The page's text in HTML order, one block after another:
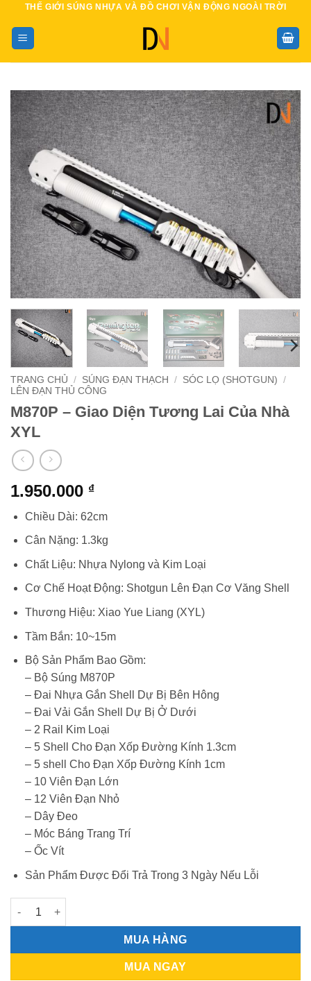
qua
dung
THẾ GIỚI SÚNG NHỰA VÀ ĐỒ CHƠI VẬN ĐỘNG NGOÀI TRỜI
TRANG CHỦ / SÚNG ĐẠN THẠCH / SÓC LỌ (SHOTGUN)
/
LÊN ĐẠN THỦ CÔNG
M870P – Giao Diện Tương Lai Của Nhà
XYL
1.950.000 ₫
Chiều Dài: 62cm
Cân Nặng: 1.3kg
Chất Liệu: Nhựa Nylong và Kim Loại
Cơ Chế Hoạt Động: Shotgun Lên Đạn Cơ Văng Shell
Thương Hiệu: Xiao Yue Liang (XYL)
Tầm Bắn: 10~15m
Bộ Sản Phẩm Bao Gồm:
– Bộ Súng M870P
– Đai Nhựa Gắn Shell Dự Bị Bên Hông
– Đai Vải Gắn Shell Dự Bị Ở Dưới
– 2 Rail Kim Loại
– 5 Shell Cho Đạn Xốp Đường Kính 1.3cm
– 5 shell Cho Đạn Xốp Đường Kính 1cm
– 10 Viên Đạn Lớn
– 12 Viên Đạn Nhỏ
– Dây Đeo
– Móc Báng Trang Trí
– Ốc Vít
Sản Phẩm Được Đổi Trả Trong 3 Ngày Nếu Lỗi
M870P - Giao Diện Tương Lai Của Nhà XYL số lượng
MUA HÀNG
MUA NGAY